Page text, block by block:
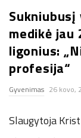
n
.
n
e
medikė jau
ligonius:
profesija“
Gyvenimas 26 kovo,
Slaugytoja